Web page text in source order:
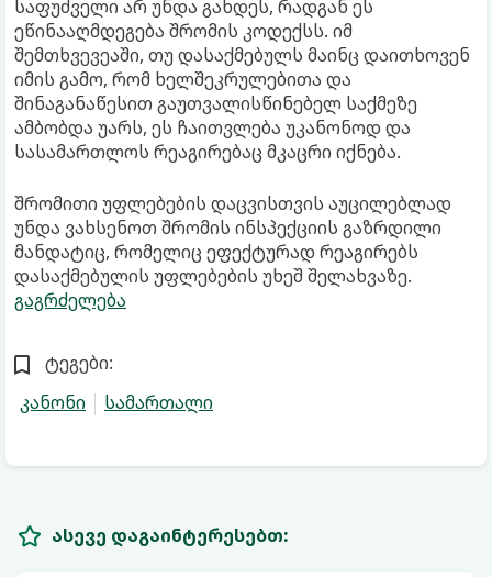
საფუძველი არ უნდა გახდეს, რადგან ეს
ეწინააღმდეგება შრომის კოდექსს. იმ
შემთხვევეაში, თუ დასაქმებულს მაინც დაითხოვენ
იმის გამო, რომ ხელშეკრულებითა და
შინაგანაწესით გაუთვალისწინებელ საქმეზე
ამბობდა უარს, ეს ჩაითვლება უკანონოდ და
სასამართლოს რეაგირებაც მკაცრი იქნება.
შრომითი უფლებების დაცვისთვის აუცილებლად
უნდა ვახსენოთ შრომის ინსპექციის გაზრდილი
მანდატიც, რომელიც ეფექტურად რეაგირებს
დასაქმებულის უფლებების უხეშ შელახვაზე.
გაგრძელება
ტეგები:
კანონი
სამართალი
ასევე დაგაინტერესებთ: